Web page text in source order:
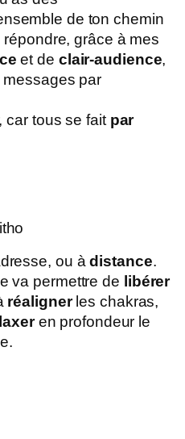
de ton chemin
grâce à mes
et de clair-audience,
messages par
car tous se fait par
ou àdistance.
va permettre de libérer
réalignerles chakras,
en profondeur le